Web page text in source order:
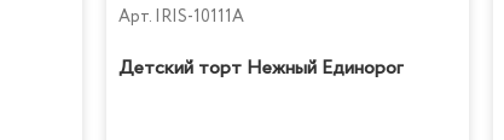
Арт. IRIS-10111A
Детский торт Нежный Единорог